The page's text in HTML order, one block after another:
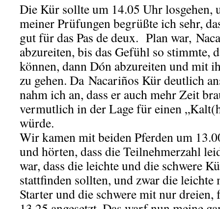
Die Kür sollte um 14.05 Uhr losgehen,
meiner Prüfungen begrüßte ich sehr,
gut für das Pas de deux. Plan war,
abzureiten, bis das Gefühl so stimmte,
können, dann Dón abzureiten und mit
zu gehen. Da Nacariños Kür deutlich
nahm ich an, dass er auch mehr Zeit
vermutlich in der Lage für einen
würde.
Wir kamen mit beiden Pferden um
und hörten, dass die Teilnehmerzahl
war, dass die leichte und die schwere
stattfinden sollten, und zwar die
Starter und die schwere mit nur